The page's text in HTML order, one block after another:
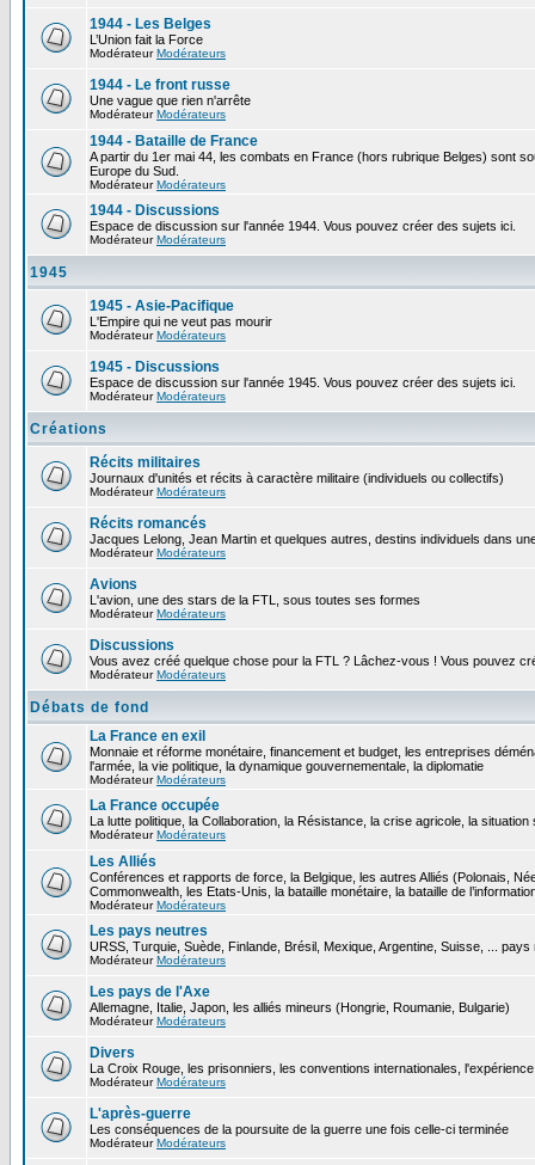
1944 - Les Belges
L’Union fait la Force
ModérateurModérateurs
1944 - Le front russe
Une vague que rien n'arrête
ModérateurModérateurs
1944 - Bataille de France
A partir du 1er mai 44, les combats en France (hors rubrique Belges) sont
Europe du Sud.
ModérateurModérateurs
1944 - Discussions
Espace de discussion sur l'année 1944. Vous pouvez créer des sujets ici.
ModérateurModérateurs
1945
1945 - Asie-Pacifique
L'Empire qui ne veut pas mourir
ModérateurModérateurs
1945 - Discussions
Espace de discussion sur l'année 1945. Vous pouvez créer des sujets ici.
ModérateurModérateurs
Créations
Récits militaires
Journaux d'unités et récits à caractère militaire (individuels ou collectifs)
ModérateurModérateurs
Récits romancés
Jacques Lelong, Jean Martin et quelques autres, destins individuels dans
ModérateurModérateurs
Avions
L'avion, une des stars de la FTL, sous toutes ses formes
ModérateurModérateurs
Discussions
Vous avez créé quelque chose pour la FTL ? Lâchez-vous ! Vous pouvez
ModérateurModérateurs
Débats de fond
La France en exil
Monnaie et réforme monétaire, financement et budget, les entreprises
l'armée, la vie politique, la dynamique gouvernementale, la diplomatie
ModérateurModérateurs
La France occupée
La lutte politique, la Collaboration, la Résistance, la crise agricole, la
ModérateurModérateurs
Les Alliés
Conférences et rapports de force, la Belgique, les autres Alliés (Polonais,
Commonwealth, les Etats-Unis, la bataille monétaire, la bataille de
ModérateurModérateurs
Les pays neutres
URSS, Turquie, Suède, Finlande, Brésil, Mexique, Argentine, Suisse, ...
ModérateurModérateurs
Les pays de l'Axe
Allemagne, Italie, Japon, les alliés mineurs (Hongrie, Roumanie, Bulgarie)
ModérateurModérateurs
Divers
La Croix Rouge, les prisonniers, les conventions internationales,
ModérateurModérateurs
L'après-guerre
Les conséquences de la poursuite de la guerre une fois celle-ci terminée
ModérateurModérateurs